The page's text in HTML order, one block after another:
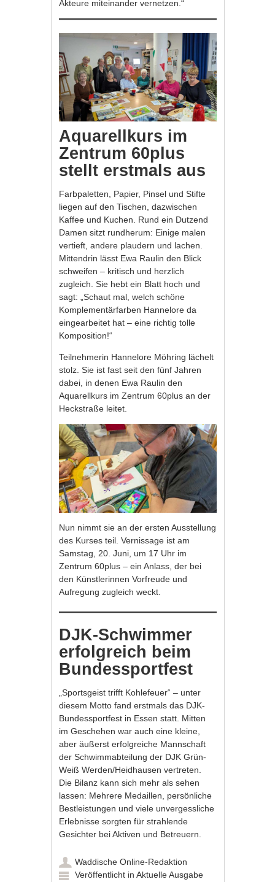
Akteure miteinander vernetzen.“
Aquarellkurs im
Zentrum 60plus
stellt erstmals aus
Farbpaletten, Papier, Pinsel und Stifte
liegen auf den Tischen, dazwischen
Kaffee und Kuchen. Rund ein Dutzend
Damen sitzt rundherum: Einige malen
vertieft, andere plaudern und lachen.
Mittendrin lässt Ewa Raulin den Blick
schweifen – kritisch und herzlich
zugleich. Sie hebt ein Blatt hoch und
sagt: „Schaut mal, welch schöne
Komplementärfarben Hannelore da
eingearbeitet hat – eine richtig tolle
Komposition!“
Teilnehmerin Hannelore Möhring lächelt
stolz. Sie ist fast seit den fünf Jahren
dabei, in denen Ewa Raulin den
Aquarellkurs im Zentrum 60plus an der
Heckstraße leitet.
Nun nimmt sie an der ersten Ausstellung
des Kurses teil. Vernissage ist am
Samstag, 20. Juni, um 17 Uhr im
Zentrum 60plus – ein Anlass, der bei
den Künstlerinnen Vorfreude und
Aufregung zugleich weckt.
DJK-Schwimmer
erfolgreich beim
Bundessportfest
„Sportsgeist trifft Kohlefeuer“ – unter
diesem Motto fand erstmals das DJK-
Bundessportfest in Essen statt. Mitten
im Geschehen war auch eine kleine,
aber äußerst erfolgreiche Mannschaft
der Schwimmabteilung der DJK Grün-
Weiß Werden/Heidhausen vertreten.
Die Bilanz kann sich mehr als sehen
lassen: Mehrere Medaillen, persönliche
Bestleistungen und viele unvergessliche
Erlebnisse sorgten für strahlende
Gesichter bei Aktiven und Betreuern.
Waddische Online-Redaktion
Veröffentlicht inAktuelle Ausgabe